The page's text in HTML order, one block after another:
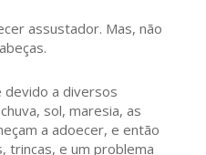
assustador. Mas, não
devido a diversos
sol, maresia, as
a adoecer, e então
trincas, e um problema